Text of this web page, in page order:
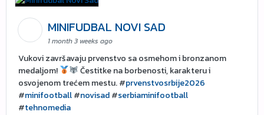
MINIFUDBAL NOVI SAD
1 month 3 weeks ago
Vukovi završavaju prvenstvo sa osmehom i bronzanom
medaljom!
Čestitke na borbenosti, karakteru i
osvojenom trećem mestu. #prvenstvosrbije2026
#minifootball#novisad#serbiaminifootball
#tehnomedia